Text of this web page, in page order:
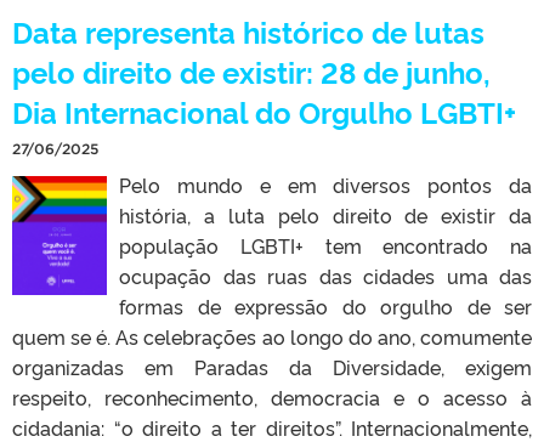
Data representa histórico de lutas
pelo direito de existir: 28 de junho,
Dia Internacional do Orgulho LGBTI+
27/06/2025
Pelo mundo e em diversos pontos da
história, a luta pelo direito de existir da
população LGBTI+ tem encontrado na
ocupação das ruas das cidades uma das
formas de expressão do orgulho de ser
quem se é. As celebrações ao longo do ano, comumente
organizadas em Paradas da Diversidade, exigem
respeito, reconhecimento, democracia e o acesso à
cidadania: “o direito a ter direitos”. Internacionalmente,